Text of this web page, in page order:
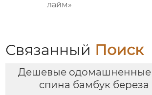
лайм»
Связанный Поиск
Дешевые одомашненные
спина бамбук